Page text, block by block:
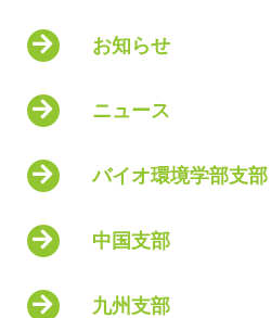
お知らせ
ニュース
バイオ環境学部支部
中国支部
九州支部